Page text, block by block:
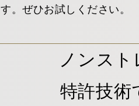
す。ぜひお試しください。
ノンス
特許技術